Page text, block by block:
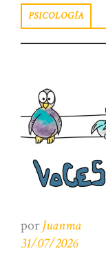
PSICOLOGÍA
porJuanma
31/07/2026